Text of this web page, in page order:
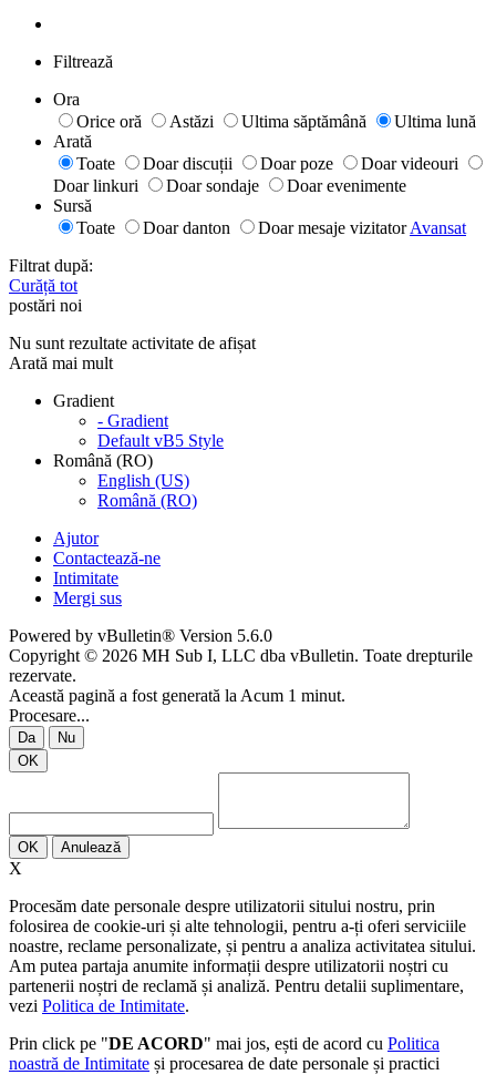
Filtrează
Ora
Orice oră
Astăzi Ultima săptămână
Ultima lună
Arată
Toate
Doar discuții Doar poze
Doar videouri
Doar linkuri
Doar sondaje
Doar evenimente
Sursă
Toate
Doar danton Doar mesaje vizitator Avansat
Filtrat după:
Curăță tot
postări noi
Nu sunt rezultate activitate de afișat
Arată mai mult
Gradient
- Gradient
Default vB5 Style
Română (RO)
English (US)
Română (RO)
Ajutor
Contactează-ne
Intimitate
Mergi sus
Powered by vBulletin® Version 5.6.0
Copyright © 2026 MH Sub I, LLC dba vBulletin. Toate drepturile
rezervate.
Această pagină a fost generată la Acum 1 minut.
Procesare...
Da
Nu
OK
OK Anulează
X
Procesăm date personale despre utilizatorii sitului nostru, prin
folosirea de cookie-uri și alte tehnologii, pentru a-ți oferi serviciile
noastre, reclame personalizate, și pentru a analiza activitatea sitului.
Am putea partaja anumite informații despre utilizatorii noștri cu
partenerii noștri de reclamă și analiză. Pentru detalii suplimentare,
vezi Politica de Intimitate.
Prin click pe "DE ACORD" mai jos, ești de acord cu Politica
noastră de Intimitate și procesarea de date personale și practici